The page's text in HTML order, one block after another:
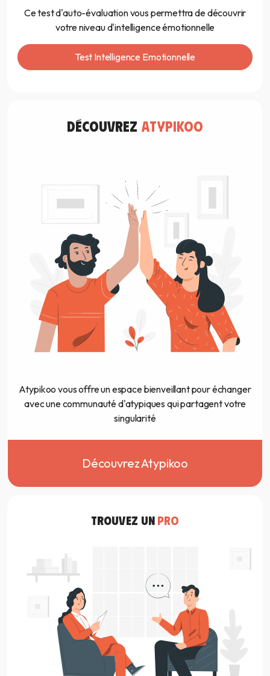
Ce test d'auto-évaluation vous permettra de découvrir
votre niveau d'intelligence émotionnelle
Test Intelligence Emotionnelle
découvrez atypikoo
Atypikoo vous offre un espace bienveillant pour échanger
avec une communauté d'atypiques qui partagent votre
singularité
Découvrez Atypikoo
TROUVEZ UN PRO